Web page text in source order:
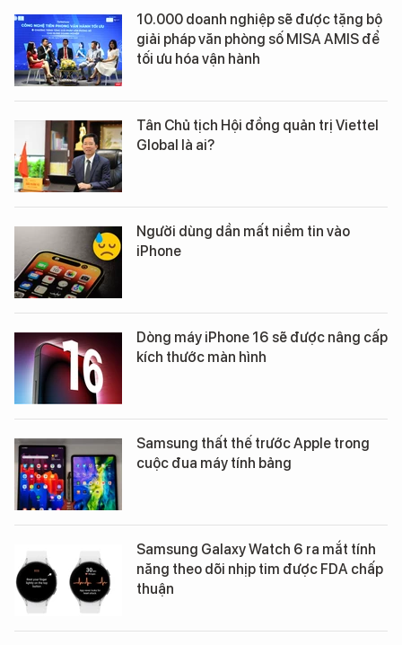
10.000 doanh nghiệp sẽ được tặng bộ
giải pháp văn phòng số MISA AMIS để
tối ưu hóa vận hành
Tân Chủ tịch Hội đồng quản trị Viettel
Global là ai?
Người dùng dần mất niềm tin vào
iPhone
Dòng máy iPhone 16 sẽ được nâng cấp
kích thước màn hình
Samsung thất thế trước Apple trong
cuộc đua máy tính bảng
Samsung Galaxy Watch 6 ra mắt tính
năng theo dõi nhịp tim được FDA chấp
thuận